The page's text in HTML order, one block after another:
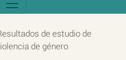
de estudio de
de género